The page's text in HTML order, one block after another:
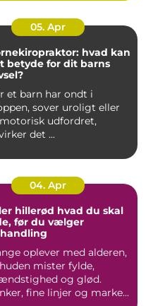
05. Apr
hvad kan
betyde for dit barns
et barn har ondt i
sover uroligt eller
udfordret,
det ...
04. Apr
hvad du skal
før du vælger
oplever med alderen,
mister fylde,
og glød.
fine linjer og marke...